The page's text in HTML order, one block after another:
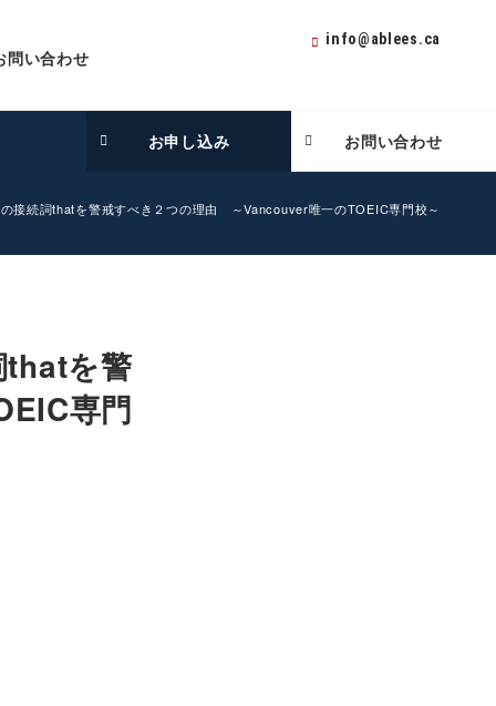
問い合わせ
info@ablees.ca
お申し込み お問い合わせ
接続詞thatを警戒すべき２つの理由 ～Vancouver唯一のTOEIC専門校～
thatを警
専門